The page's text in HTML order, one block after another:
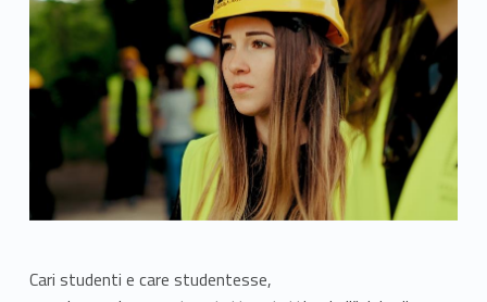
Cari studenti e care studentesse,